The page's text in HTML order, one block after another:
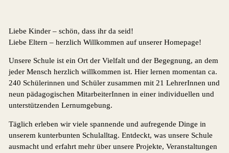
Liebe Kinder – schön, dass ihr da seid!
Liebe Eltern – herzlich Willkommen auf unserer Homepage!
Unsere Schule ist ein Ort der Vielfalt und der Begegnung, an dem
jeder Mensch herzlich willkommen ist. Hier lernen momentan ca.
240 Schülerinnen und Schüler zusammen mit 21 LehrerInnen und
neun pädagogischen MitarbeiterInnen in einer individuellen und
unterstützenden Lernumgebung.
Täglich erleben wir viele spannende und aufregende Dinge in
unserem kunterbunten Schulalltag. Entdeckt, was unsere Schule
ausmacht und erfahrt mehr über unsere Projekte, Veranstaltungen